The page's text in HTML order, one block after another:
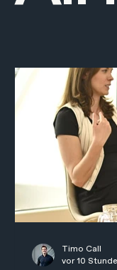
Timo Call
vor 10